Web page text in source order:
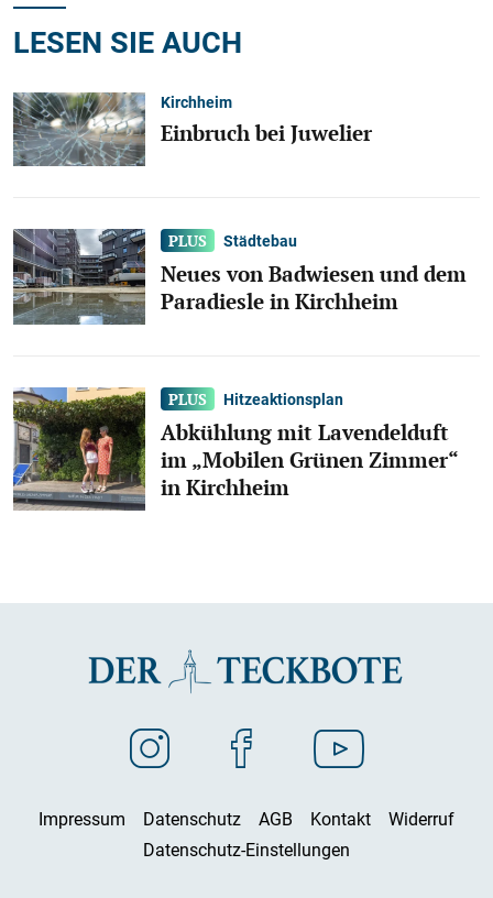
LESEN SIE AUCH
Kirchheim
Einbruch bei Juwelier
Städtebau
Neues von Badwiesen und dem
Paradiesle in Kirchheim
Hitzeaktionsplan
Abkühlung mit Lavendelduft
im „Mobilen Grünen Zimmer“
in Kirchheim
Impressum Datenschutz AGB Kontakt
Widerruf
Datenschutz-Einstellungen